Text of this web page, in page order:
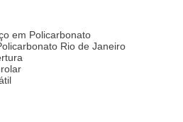
em Policarbonato
Rio de Janeiro